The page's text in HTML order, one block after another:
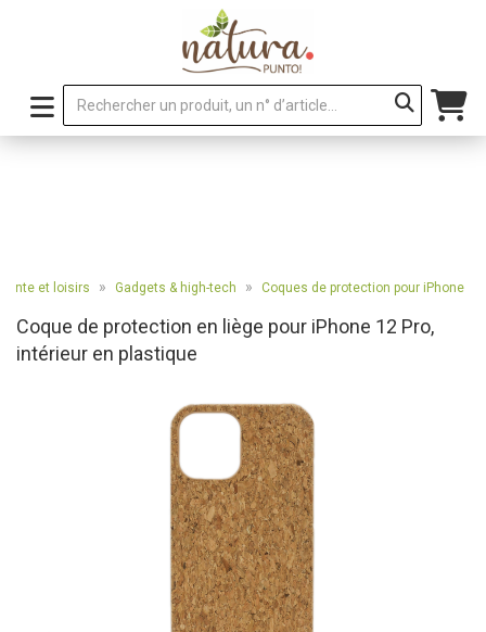
et loisirs » Gadgets & high-tech » Coques de protection pour iPhone
Coque de protection en liège pour iPhone 12 Pro,
intérieur en plastique